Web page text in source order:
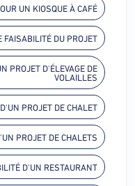
UN KIOSQUE À CAFÉ
FAISABILITÉ DU PROJET
PROJET D'ÉLEVAGE DE
VOLAILLES
PROJET DE CHALET
PROJET DE CHALETS
D'UN RESTAURANT